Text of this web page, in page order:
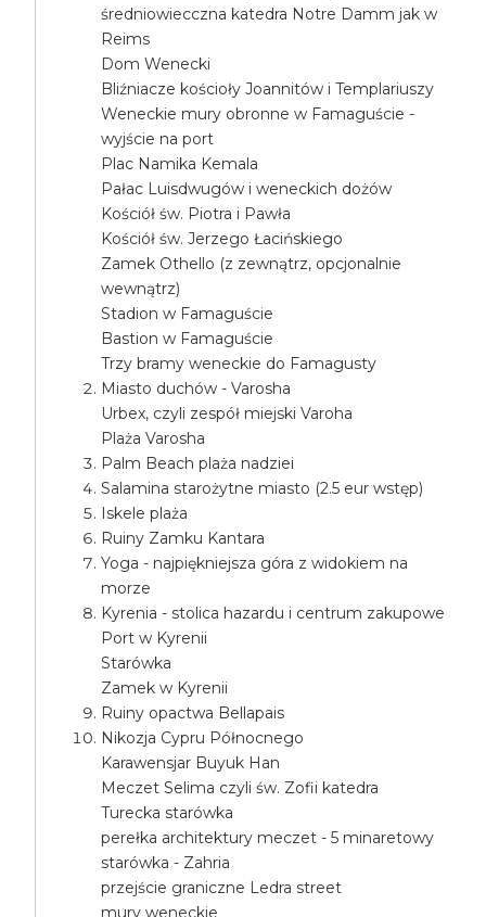
średniowiecczna katedra Notre Damm jak w
Reims
Dom Wenecki
Bliźniacze kościoły Joannitów i Templariuszy
Weneckie mury obronne w Famaguście -
wyjście na port
Plac Namika Kemala
Pałac Luisdwugów i weneckich dożów
Kościół św. Piotra i Pawła
Kościół św. Jerzego Łacińskiego
Zamek Othello (z zewnątrz, opcjonalnie
wewnątrz)
Stadion w Famaguście
Bastion w Famaguście
Trzy bramy weneckie do Famagusty
Miasto duchów - Varosha
Urbex, czyli zespół miejski Varoha
Plaża Varosha
Palm Beach plaża nadziei
Salamina starożytne miasto (2.5 eur wstęp)
Iskele plaża
Ruiny Zamku Kantara
Yoga - najpiękniejsza góra z widokiem na
morze
Kyrenia - stolica hazardu i centrum zakupowe
Port w Kyrenii
Starówka
Zamek w Kyrenii
Ruiny opactwa Bellapais
Nikozja Cypru Północnego
Karawensjar Buyuk Han
Meczet Selima czyli św. Zofii katedra
Turecka starówka
perełka architektury meczet - 5 minaretowy
starówka - Zahria
przejście graniczne Ledra street
mury weneckie